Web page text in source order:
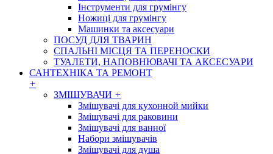
Інструменти для грумінгу
Ножиці для грумінгу
Машинки та аксесуари
ПОСУД ДЛЯ ТВАРИН
СПАЛЬНІ МІСЦЯ ТА ПЕРЕНОСКИ
ТУАЛЕТИ, НАПОВНЮВАЧІ ТА АКСЕСУАРИ
САНТЕХНІКА ТА РЕМОНТ
+
ЗМІШУВАЧИ +
Змішувачі для кухонной мийки
Змішувачі для раковини
Змішувачі для ванної
Набори змішувачів
Змішувачі для душа